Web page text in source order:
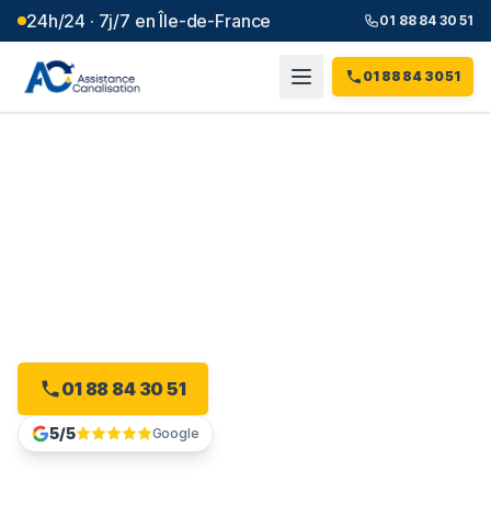
24h/24 · 7j/7 en Île-de-France 01 88 84 30 51
01 88 84 30 51
01 88 84 30 51
5/5 Google